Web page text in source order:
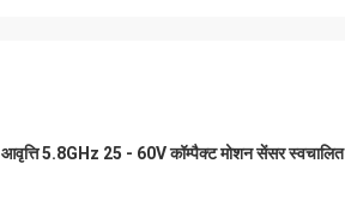
5.8GHz 25 - 60V कॉम्पैक्ट मोशन सेंसर स्वचालित